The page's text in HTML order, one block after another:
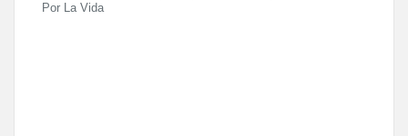
Por La Vida